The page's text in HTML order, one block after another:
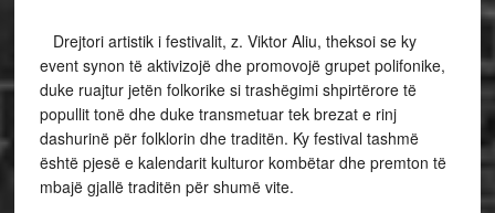
Drejtori artistik i festivalit, z. Viktor Aliu, theksoi se ky
event synon të aktivizojë dhe promovojë grupet polifonike,
duke ruajtur jetën folkorike si trashëgimi shpirtërore të
popullit tonë dhe duke transmetuar tek brezat e rinj
dashurinë për folklorin dhe traditën. Ky festival tashmë
është pjesë e kalendarit kulturor kombëtar dhe premton të
mbajë gjallë traditën për shumë vite.